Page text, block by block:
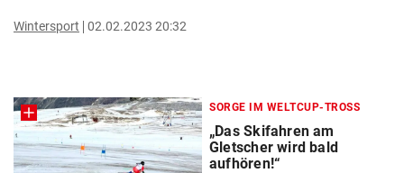
Wintersport 02.02.2023 20:32
SORGE IM WELTCUP-TROSS
„Das Skifahren am
Gletscher wird bald
aufhören!“